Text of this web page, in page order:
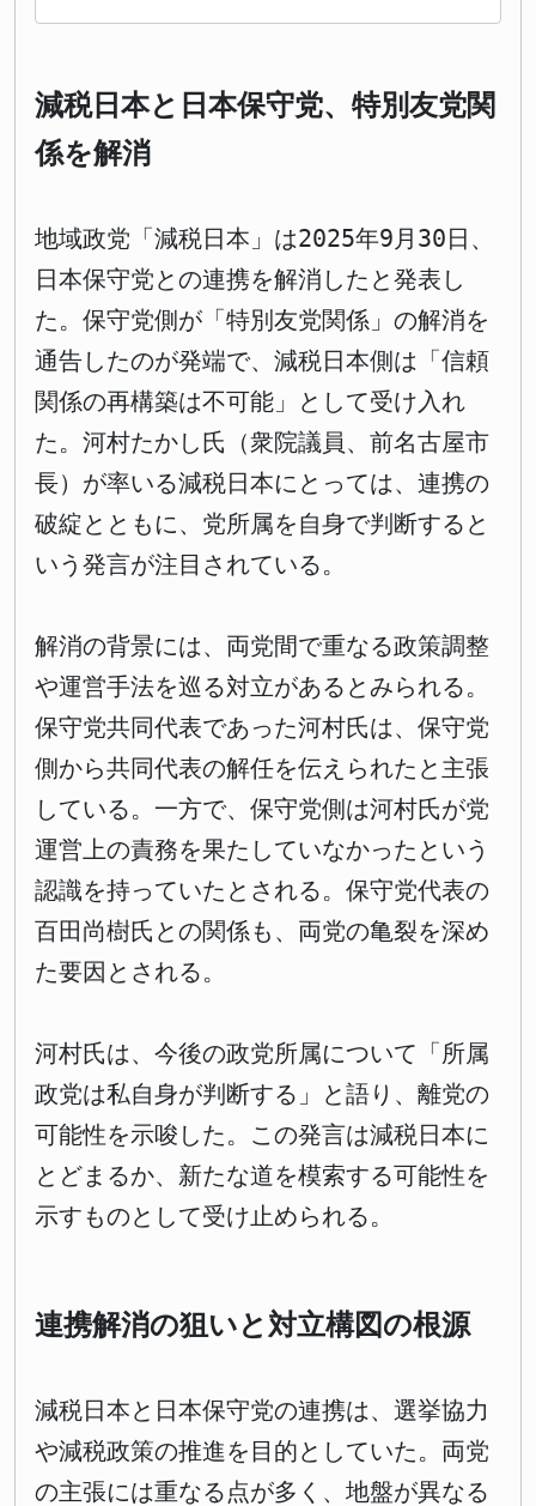
減税日本と日本保守党、特別友党関
係を解消
地域政党「減税日本」は2025年9月30日、
日本保守党との連携を解消したと発表し
た。保守党側が「特別友党関係」の解消を
通告したのが発端で、減税日本側は「信頼
関係の再構築は不可能」として受け入れ
た。河村たかし氏（衆院議員、前名古屋市
長）が率いる減税日本にとっては、連携の
破綻とともに、党所属を自身で判断すると
いう発言が注目されている。
解消の背景には、両党間で重なる政策調整
や運営手法を巡る対立があるとみられる。
保守党共同代表であった河村氏は、保守党
側から共同代表の解任を伝えられたと主張
している。一方で、保守党側は河村氏が党
運営上の責務を果たしていなかったという
認識を持っていたとされる。保守党代表の
百田尚樹氏との関係も、両党の亀裂を深め
た要因とされる。
河村氏は、今後の政党所属について「所属
政党は私自身が判断する」と語り、離党の
可能性を示唆した。この発言は減税日本に
とどまるか、新たな道を模索する可能性を
示すものとして受け止められる。
連携解消の狙いと対立構図の根源
減税日本と日本保守党の連携は、選挙協力
や減税政策の推進を目的としていた。両党
の主張には重なる点が多く、地盤が異なる